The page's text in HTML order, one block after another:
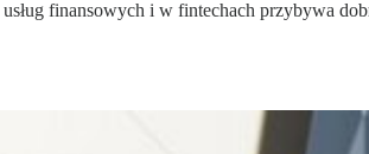
finansowych i w fintechach przybywa